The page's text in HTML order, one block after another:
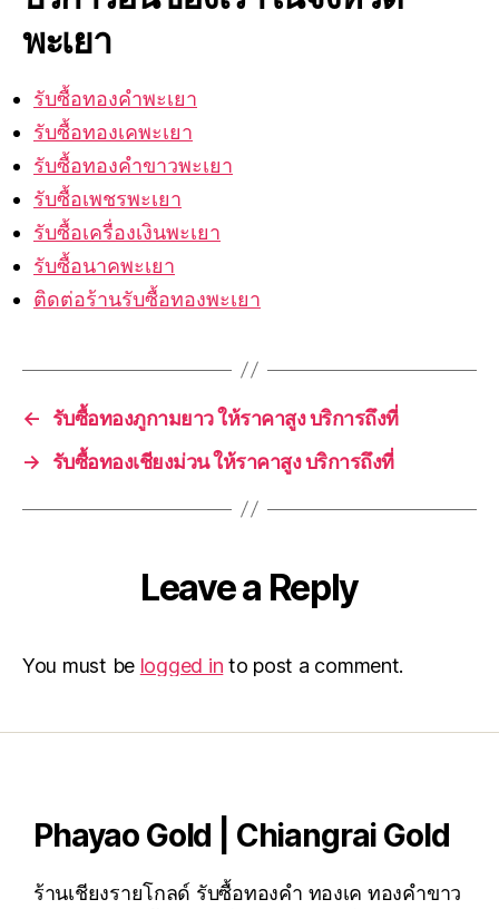
พะเยา
รับซื้อทองคำพะเยา
รับซื้อทองเคพะเยา
รับซื้อทองคำขาวพะเยา
รับซื้อเพชรพะเยา
รับซื้อเครื่องเงินพะเยา
รับซื้อนาคพะเยา
ติดต่อร้านรับซื้อทองพะเยา
←
รับซื้อทองภูกามยาว ให้ราคาสูง บริการถึงที่
→
รับซื้อทองเชียงม่วน ให้ราคาสูง บริการถึงที่
Leave a Reply
You must be logged in to post a comment.
Phayao Gold | Chiangrai Gold
ร้านเชียงรายโกลด์ รับซื้อทองคำ ทองเค ทองคำขาว